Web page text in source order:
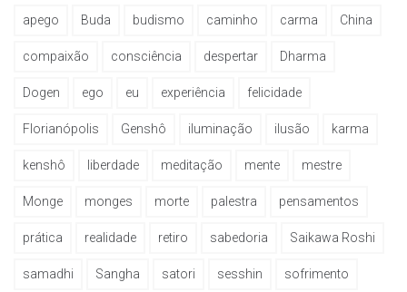
apego Buda budismo caminho carma China
compaixão consciência despertar Dharma
Dogen ego eu experiência felicidade
Florianópolis Genshô iluminação ilusão karma
kenshô liberdade meditação mente mestre
Monge monges morte palestra pensamentos
prática realidade retiro sabedoria Saikawa Roshi
samadhi Sangha satori sesshin sofrimento